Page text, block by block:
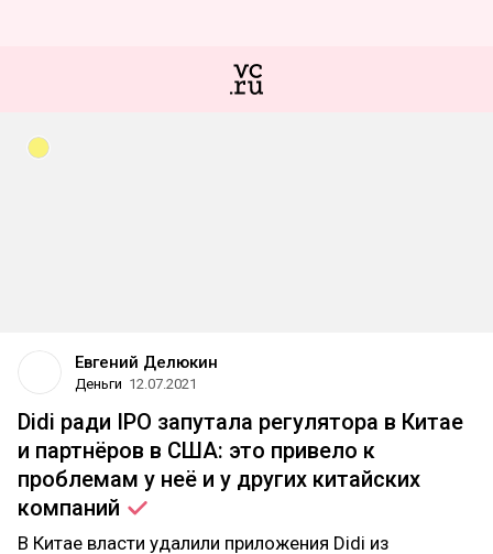
Евгений Делюкин
Деньги 12.07.2021
Didi ради IPO запутала регулятора в Китае
и партнёров в США: это привело к
проблемам у неё и у других китайских
компаний
В Китае власти удалили приложения Didi из